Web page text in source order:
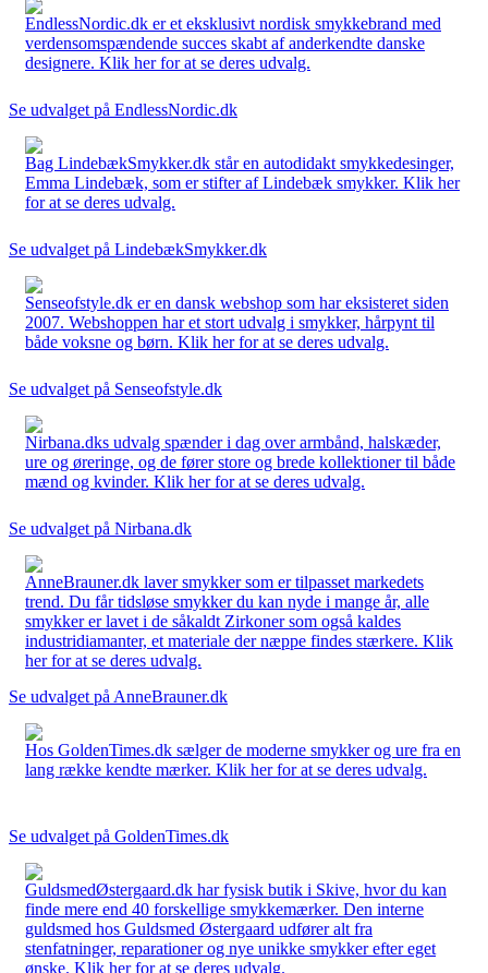
EndlessNordic.dk er et eksklusivt nordisk smykkebrand med
verdensomspændende succes skabt af anderkendte danske
designere. Klik her for at se deres udvalg.
Se udvalget på EndlessNordic.dk
Bag LindebækSmykker.dk står en autodidakt smykkedesinger,
Emma Lindebæk, som er stifter af Lindebæk smykker. Klik her
for at se deres udvalg.
Se udvalget på LindebækSmykker.dk
Senseofstyle.dk er en dansk webshop som har eksisteret siden
2007. Webshoppen har et stort udvalg i smykker, hårpynt til
både voksne og børn. Klik her for at se deres udvalg.
Se udvalget på Senseofstyle.dk
Nirbana.dks udvalg spænder i dag over armbånd, halskæder,
ure og øreringe, og de fører store og brede kollektioner til både
mænd og kvinder. Klik her for at se deres udvalg.
Se udvalget på Nirbana.dk
AnneBrauner.dk laver smykker som er tilpasset markedets
trend. Du får tidsløse smykker du kan nyde i mange år, alle
smykker er lavet i de såkaldt Zirkoner som også kaldes
industridiamanter, et materiale der næppe findes stærkere. Klik
her for at se deres udvalg.
Se udvalget på AnneBrauner.dk
Hos GoldenTimes.dk sælger de moderne smykker og ure fra en
lang række kendte mærker. Klik her for at se deres udvalg.
Se udvalget på GoldenTimes.dk
GuldsmedØstergaard.dk har fysisk butik i Skive, hvor du kan
finde mere end 40 forskellige smykkemærker. Den interne
guldsmed hos Guldsmed Østergaard udfører alt fra
stenfatninger, reparationer og nye unikke smykker efter eget
ønske. Klik her for at se deres udvalg.